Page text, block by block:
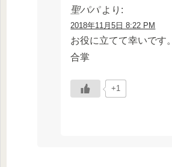
聖パパ より:
2018年11月5日 8:22 PM
お役に立てて幸いです。
合掌
+1